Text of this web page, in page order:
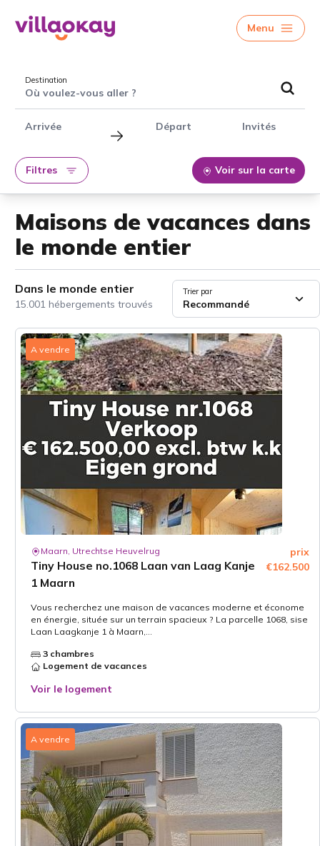
Menu
Destination
Où voulez-vous aller ?
Arrivée Départ Invités
Filtres Voir sur la carte
Maisons de vacances dans
le monde entier
Dans le monde entier
15.001 hébergements trouvés
Trier par
Recommandé
A vendre
Maarn, Utrechtse Heuvelrug
Tiny House no.1068 Laan van Laag Kanje
1 Maarn
prix
€162.500
Vous recherchez une maison de vacances moderne et économe
en énergie, située sur un terrain spacieux ? La parcelle 1068, sise
Laan Laagkanje 1 à Maarn,...
3 chambres
Logement de vacances
Voir le logement
A vendre